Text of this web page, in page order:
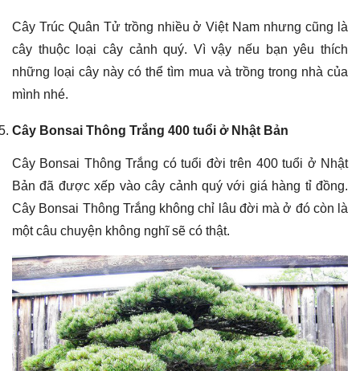
Cây Trúc Quân Tử trồng nhiều ở Việt Nam nhưng cũng là
cây thuộc loại cây cảnh quý. Vì vậy nếu bạn yêu thích
những loại cây này có thể tìm mua và trồng trong nhà của
mình nhé.
Cây Bonsai Thông Trắng 400 tuổi ở Nhật Bản
Cây Bonsai Thông Trắng có tuổi đời trên 400 tuổi ở Nhật
Bản đã được xếp vào cây cảnh quý với giá hàng tỉ đồng.
Cây Bonsai Thông Trắng không chỉ lâu đời mà ở đó còn là
một câu chuyện không nghĩ sẽ có thật.